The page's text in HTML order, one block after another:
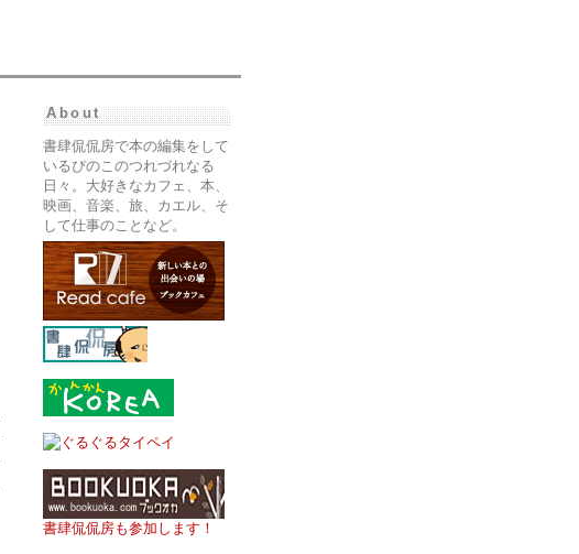
About
書肆侃侃房で本の編集をして
いるぴのこのつれづれなる
日々。大好きなカフェ、本、
映画、音楽、旅、カエル、そ
して仕事のことなど。
書肆侃侃房も参加します！